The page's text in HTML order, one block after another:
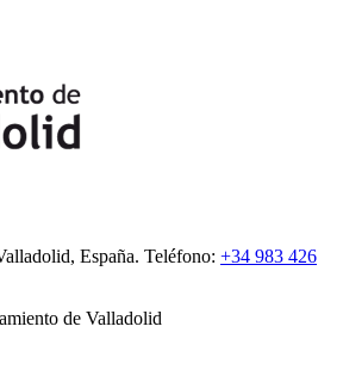
España. Teléfono: +34 983 426
de Valladolid